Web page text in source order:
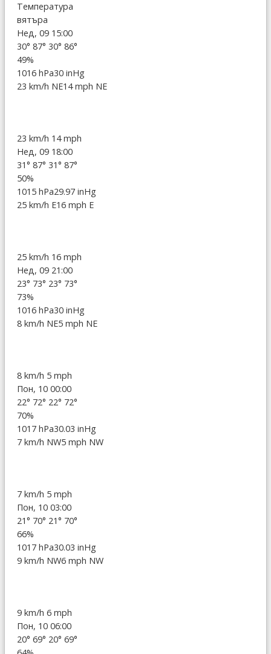
Температура
вятъра
Нед, 09 15:00
30° 87° 30° 86°
49%
1016 hPa30 inHg
23 km/h NE14 mph NE
23 km/h 14 mph
Нед, 09 18:00
31° 87° 31° 87°
50%
1015 hPa29.97 inHg
25 km/h E16 mph E
25 km/h 16 mph
Нед, 09 21:00
23° 73° 23° 73°
73%
1016 hPa30 inHg
8 km/h NE5 mph NE
8 km/h 5 mph
Пон, 10 00:00
22° 72° 22° 72°
70%
1017 hPa30.03 inHg
7 km/h NW5 mph NW
7 km/h 5 mph
Пон, 10 03:00
21° 70° 21° 70°
66%
1017 hPa30.03 inHg
9 km/h NW6 mph NW
9 km/h 6 mph
Пон, 10 06:00
20° 69° 20° 69°